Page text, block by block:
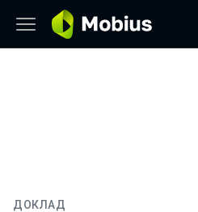
ДОКЛАД